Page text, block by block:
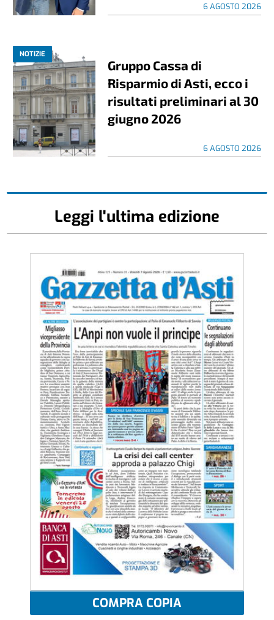
6 AGOSTO 2026
NOTIZIE
Gruppo Cassa di
Risparmio di Asti, ecco i
risultati preliminari al 30
giugno 2026
6 AGOSTO 2026
Leggi l'ultima edizione
COMPRA COPIA